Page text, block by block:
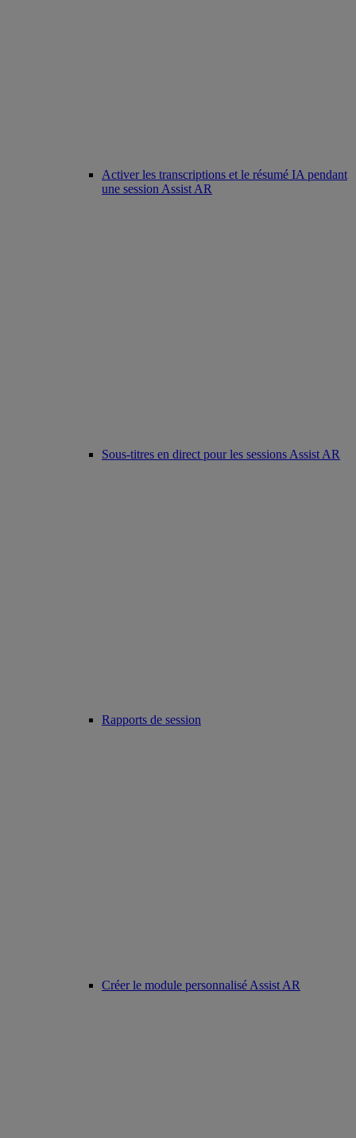
Activer les transcriptions et le résumé IA pendant
une session Assist AR
Sous-titres en direct pour les sessions Assist AR
Rapports de session
Créer le module personnalisé Assist AR